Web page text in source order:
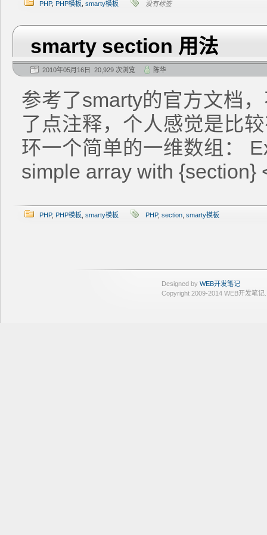
PHP, PHP模板 smarty模板 没有标签
smarty section 用法
2010年05月16日 20,929 次浏览 陈华
参考了smarty的官方文档
了点注释，个人感觉是比
环一个简单的一维数组：
simple array with
PHP, PHP模板 smarty模板 PHP, section smarty模板
Designed by WEB开发笔记
Copyright 2009-2014 WEB开发笔